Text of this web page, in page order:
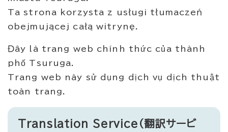
Ta strona korzysta z usługi tłumaczeń
obejmującej całą witrynę.
Đây là trang web chính thức của thành
phố Tsuruga.
Trang web này sử dụng dịch vụ dịch thuật
toàn trang.
Translation Service（翻訳サービ